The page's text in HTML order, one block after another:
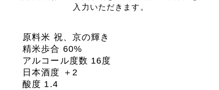
入力いただきます。
原料米 祝、京の輝き
精米歩合 60%
アルコール度数 16度
日本酒度 ＋2
酸度 1.4